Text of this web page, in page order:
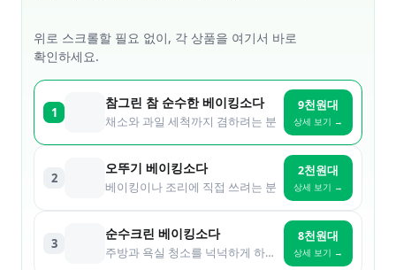
위로 스크롤할 필요 없이, 각 상품을 여기서 바로
확인하세요.
1
참그린 참 순수한 베이킹소다
채소와 과일 세척까지 겸하려는 분
9천원대
상세 보기 →
2
오뚜기 베이킹소다
베이킹이나 조리에 직접 쓰려는 분
2천원대
상세 보기 →
3
순수크린 베이킹소다
주방과 욕실 청소를 넉넉하게 하려는 분
8천원대
상세 보기 →